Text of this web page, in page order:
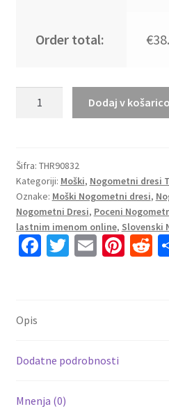
Order total:
Hotspur
Tretji
2023
Kratek
Rokav
20
Dodaj v košarico
Šifra: THR90832
Kategoriji: Moški, Nogometni dresi
Oznake: Moški Nogometni dresi,
Nogometni Dresi, Poceni
lastnim imenom online, Slovenski
Fa
k
T E Pi R
Opis
Dodatne podrobnosti
Mnenja (0)